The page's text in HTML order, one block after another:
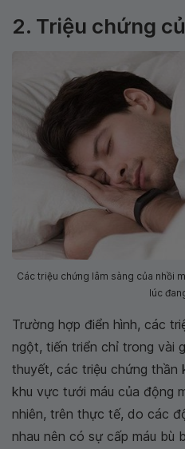
2. Triệu chứng
Các triệu chứng lâm sàng của nhồi
lúc
Trường hợp điển hình, các
ngột, tiến triển chỉ trong vài
thuyết, các triệu chứng thần
khu vực tưới máu của động
nhiên, trên thực tế, do các
nhau nên có sự cấp máu bù